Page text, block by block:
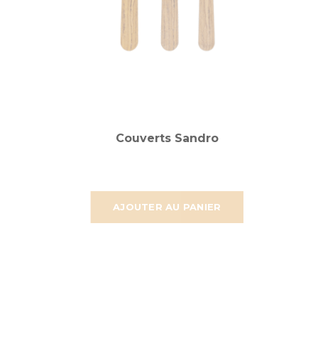
AJOUTER AU PANIER
Couverts Sandro